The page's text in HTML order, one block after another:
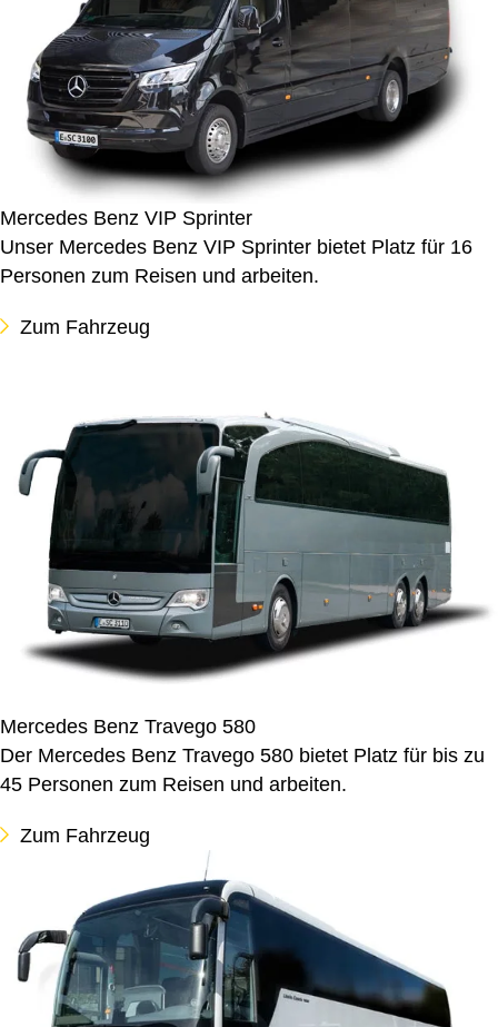
Mercedes Benz VIP Sprinter
Unser Mercedes Benz VIP Sprinter bietet Platz für 16
Personen zum Reisen und arbeiten.
Zum Fahrzeug
Mercedes Benz Travego 580
Der Mercedes Benz Travego 580 bietet Platz für bis zu
45 Personen zum Reisen und arbeiten.
Zum Fahrzeug